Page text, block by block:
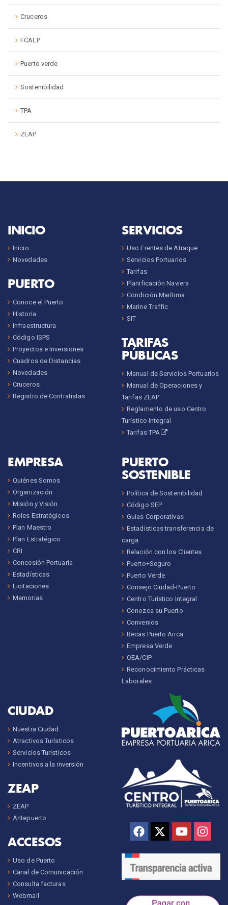
Cruceros
FCALP
Puerto verde
Sostenibilidad
TPA
ZEAP
INICIO
Inicio
Novedades
PUERTO
Conoce el Puerto
Historia
Infraestructura
Código ISPS
Proyectos e Inversiones
Cuadros de Distancias
Novedades
Cruceros
Registro de Contratistas
SERVICIOS
Uso Frentes de Atraque
Servicios Portuarios
Tarifas
Planificación Naviera
Condición Marítima
Marine Traffic
SIT
TARIFAS
PÚBLICAS
Manual de Servicios Portuarios
Manual de Operaciones y
Tarifas ZEAP
Reglamento de uso Centro
Turístico Integral
Tarifas TPA
EMPRESA
Quiénes Somos
Organización
Misión y Visión
Roles Estratégicos
Plan Maestro
Plan Estratégico
CRI
Concesión Portuaria
Estadísticas
Licitaciones
Memorias
PUERTO
SOSTENIBLE
Política de Sostenibilidad
Código SEP
Guías Corporativas
Estadísticas transferencia de
carga
Relación con los Clientes
Puerto+Seguro
Puerto Verde
Consejo Ciudad-Puerto
Centro Turístico Integral
Conozca su Puerto
Convenios
Becas Puerto Arica
Empresa Verde
OEA/CIP
Reconocimiento Prácticas
Laborales
CIUDAD
Nuestra Ciudad
Atractivos Turísticos
Servicios Turísticos
Incentivos a la inversión
ZEAP
ZEAP
Antepuerto
ACCESOS
Uso de Puerto
Canal de Comunicación
Consulta facturas
Webmail